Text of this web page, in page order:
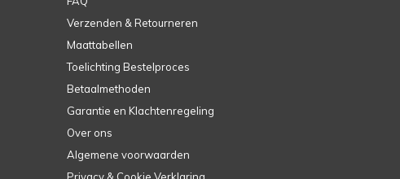
Verzenden & Retourneren
Maattabellen
Toelichting Bestelproces
Betaalmethoden
Garantie en Klachtenregeling
Over ons
Algemene voorwaarden